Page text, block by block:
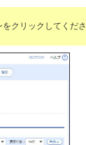
クリックしてくださ